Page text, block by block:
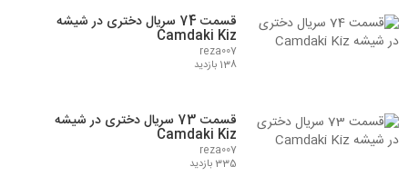
قسمت 74 سریال دختری در شیشه
Camdaki Kiz
reza007
138 بازدید
قسمت 73 سریال دختری در شیشه
Camdaki Kiz
reza007
335 بازدید